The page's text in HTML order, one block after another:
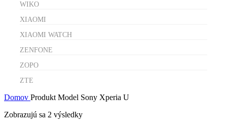
WIKO
XIAOMI
XIAOMI WATCH
ZENFONE
ZOPO
ZTE
Domov Produkt Model Sony Xperia U
Zobrazujú sa 2 výsledky